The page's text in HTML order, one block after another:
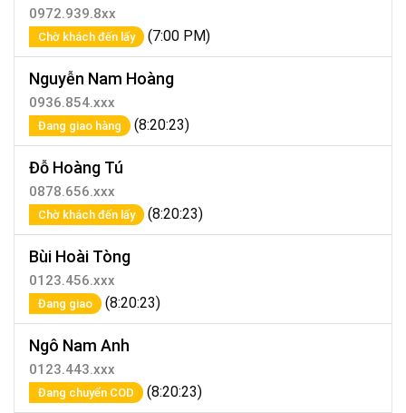
0972.939.8xx
Chờ khách đến lấy (7:00 PM)
Nguyễn Nam Hoàng
0936.854.xxx
Đang giao hàng (8:20:23)
Đỗ Hoàng Tú
0878.656.xxx
Chờ khách đến lấy (8:20:23)
Bùi Hoài Tòng
0123.456.xxx
Đang giao (8:20:23)
Ngô Nam Anh
0123.443.xxx
Đang chuyển COD (8:20:23)